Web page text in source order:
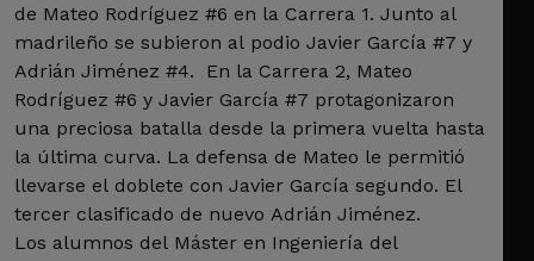
de Mateo Rodríguez #6 en la Carrera 1. Junto al
madrileño se subieron al podio Javier García #7 y
Adrián Jiménez #4. En la Carrera 2, Mateo
Rodríguez #6 y Javier García #7 protagonizaron
una preciosa batalla desde la primera vuelta hasta
la última curva. La defensa de Mateo le permitió
llevarse el doblete con Javier García segundo. El
tercer clasificado de nuevo Adrián Jiménez.
Los alumnos del Máster en Ingeniería del